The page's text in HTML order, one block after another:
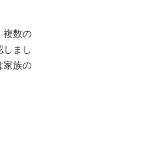
複数の
しまし
家族の